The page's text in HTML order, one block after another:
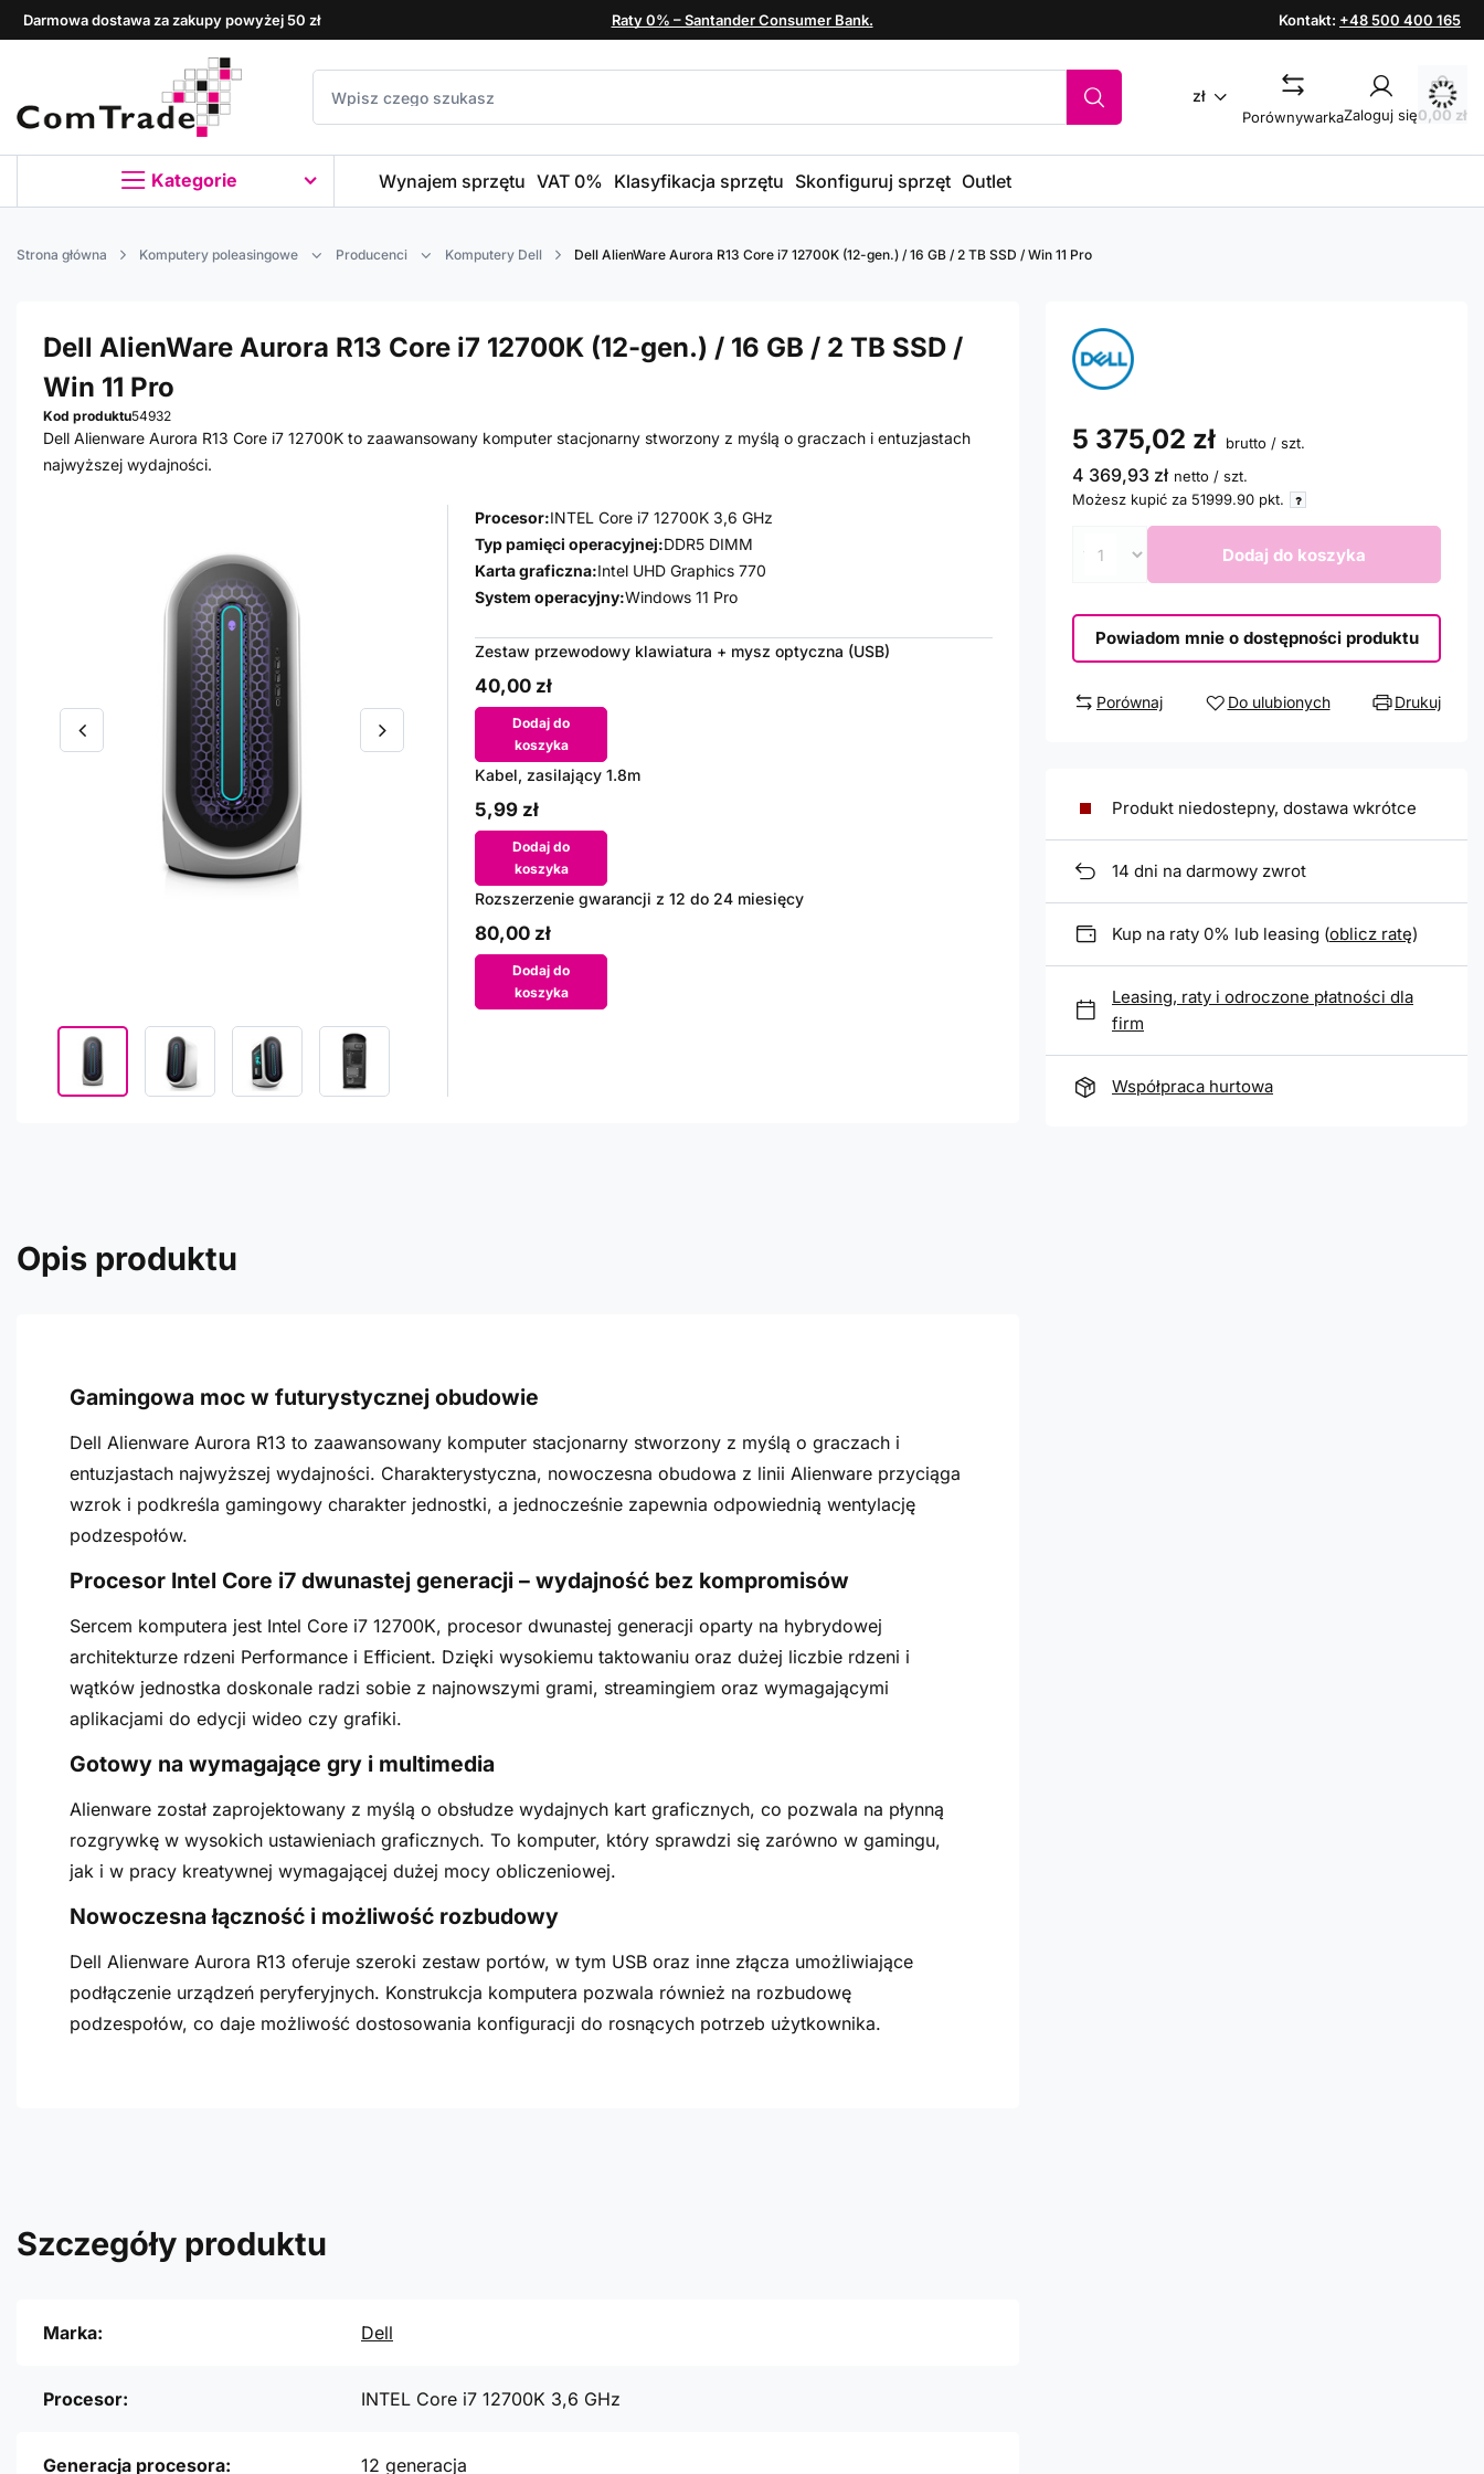
Darmowa dostawa za zakupy powyżej 50 zł Raty 0% – Santander Consumer Bank. Kontakt: +48 500 400 165
zł
PorównywarkaZaloguj się0,00 zł
Kategorie Wynajem sprzętu VAT 0% Klasyfikacja sprzętu Skonfiguruj sprzęt Outlet
Strona główna Komputery poleasingowe Producenci Komputery Dell Dell AlienWare Aurora R13 Core i7 12700K (12-gen.) / 16 GB / 2 TB SSD / Win 11 Pro
Dell AlienWare Aurora R13 Core i7 12700K (12-gen.) / 16 GB / 2 TB SSD /
Win 11 Pro
Kod produktu54932
Dell Alienware Aurora R13 Core i7 12700K to zaawansowany komputer stacjonarny stworzony z myślą o graczach i entuzjastach
najwyższej wydajności.
Procesor:INTEL Core i7 12700K 3,6 GHz
Typ pamięci operacyjnej:DDR5 DIMM
Karta graficzna:Intel UHD Graphics 770
System operacyjny:Windows 11 Pro
Zestaw przewodowy klawiatura + mysz optyczna (USB)
40,00 zł
Dodaj do
koszyka
Kabel, zasilający 1.8m
5,99 zł
Dodaj do
koszyka
Rozszerzenie gwarancji z 12 do 24 miesięcy
80,00 zł
Dodaj do
koszyka
5 375,02 zł brutto / szt.
4 369,93 zł netto / szt.
Możesz kupić za 51999.90 pkt.
Dodaj do koszyka
Powiadom mnie o dostępności produktu
Porównaj Do ulubionych Drukuj
Produkt niedostepny, dostawa wkrótce
14 dni na darmowy zwrot
Kup na raty 0% lub leasing (oblicz ratę)
Leasing, raty i odroczone płatności dla
firm
Współpraca hurtowa
Opis produktu
Gamingowa moc w futurystycznej obudowie
Dell Alienware Aurora R13 to zaawansowany komputer stacjonarny stworzony z myślą o graczach i
entuzjastach najwyższej wydajności. Charakterystyczna, nowoczesna obudowa z linii Alienware przyciąga
wzrok i podkreśla gamingowy charakter jednostki, a jednocześnie zapewnia odpowiednią wentylację
podzespołów.
Procesor Intel Core i7 dwunastej generacji – wydajność bez kompromisów
Sercem komputera jest Intel Core i7 12700K, procesor dwunastej generacji oparty na hybrydowej
architekturze rdzeni Performance i Efficient. Dzięki wysokiemu taktowaniu oraz dużej liczbie rdzeni i
wątków jednostka doskonale radzi sobie z najnowszymi grami, streamingiem oraz wymagającymi
aplikacjami do edycji wideo czy grafiki.
Gotowy na wymagające gry i multimedia
Alienware został zaprojektowany z myślą o obsłudze wydajnych kart graficznych, co pozwala na płynną
rozgrywkę w wysokich ustawieniach graficznych. To komputer, który sprawdzi się zarówno w gamingu,
jak i w pracy kreatywnej wymagającej dużej mocy obliczeniowej.
Nowoczesna łączność i możliwość rozbudowy
Dell Alienware Aurora R13 oferuje szeroki zestaw portów, w tym USB oraz inne złącza umożliwiające
podłączenie urządzeń peryferyjnych. Konstrukcja komputera pozwala również na rozbudowę
podzespołów, co daje możliwość dostosowania konfiguracji do rosnących potrzeb użytkownika.
Szczegóły produktu
Marka: Dell
Procesor: INTEL Core i7 12700K 3,6 GHz
Generacja procesora: 12 generacja